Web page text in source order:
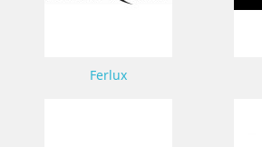
Ferlux